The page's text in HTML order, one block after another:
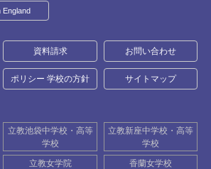
England
資料請求 お問い合わせ
ポリシー 学校の方針 サイトマップ
立教池袋中学校・高等
学校
立教新座中学校・高等
学校
立教女学院 香蘭女学校